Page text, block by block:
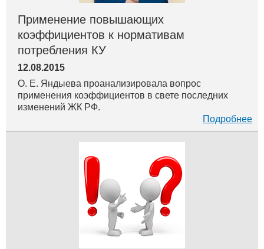
Применение повышающих
коэффициентов к нормативам
потребления КУ
12.08.2015
О. Е. Яндыева проанализировала вопрос
применения коэффициентов в свете последних
изменений ЖК РФ.
Подробнее